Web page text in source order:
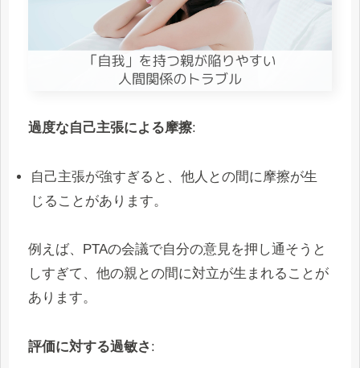
過度な自己主張による摩擦:
自己主張が強すぎると、他人との間に摩擦が生
じることがあります。
例えば、PTAの会議で自分の意見を押し通そうと
しすぎて、他の親との間に対立が生まれることが
あります。
評価に対する過敏さ :